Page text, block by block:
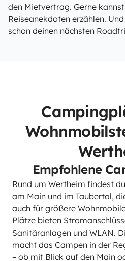
den Mietvertrag. Gerne
Reiseanekdoten erzählen.
schon deinen nächsten
Empfohlene
Rund um Wertheim findest
am Main und im Taubertal,
auch für größere
Plätze bieten
Sanitäranlagen und WLAN.
macht das Campen in der
– ob mit Blick auf den Main